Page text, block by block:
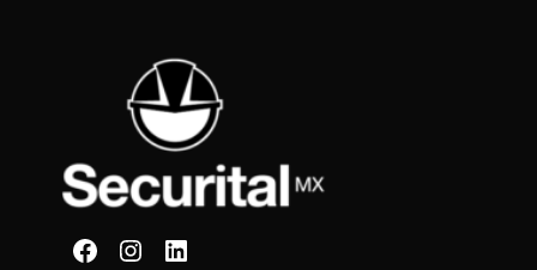
Securital en Facebook
Securital en Instagram
Securital en Linkedin